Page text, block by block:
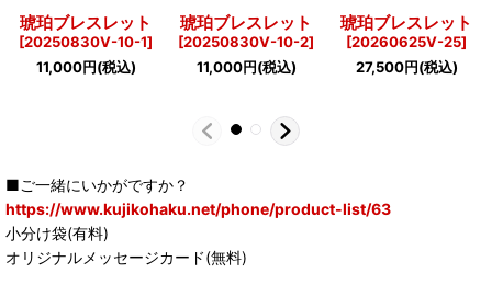
琥珀ブレスレット
[20250830V-10-1]
11,000円(税込)
琥珀ブレスレット
[20250830V-10-2]
11,000円(税込)
琥珀ブレスレット
[20260625V-25]
27,500円(税込)
■ご一緒にいかがですか？
https://www.kujikohaku.net/phone/product-list/63
小分け袋(有料)
オリジナルメッセージカード(無料)